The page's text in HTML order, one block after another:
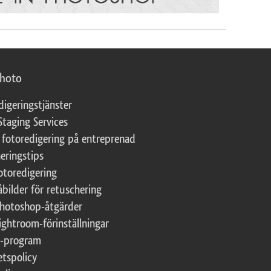
Services
på entreprenad
för retuschering
åtgärder
förinställningar